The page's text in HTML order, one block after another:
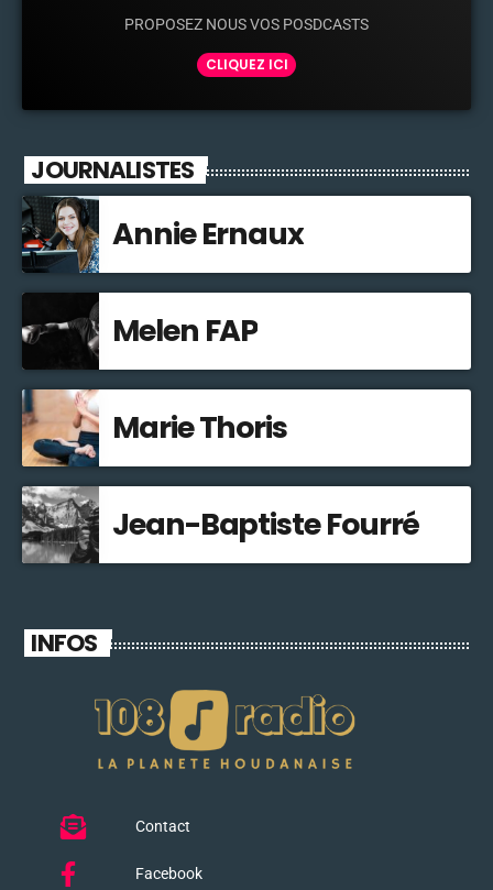
PROPOSEZ NOUS VOS POSDCASTS
CLIQUEZ ICI
JOURNALISTES
Annie Ernaux
Melen FAP
Marie Thoris
Jean-Baptiste Fourré
INFOS
Contact
Facebook